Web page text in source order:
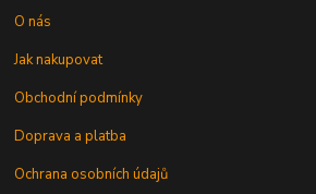
O nás
Jak nakupovat
Obchodní podmínky
Doprava a platba
Ochrana osobních údajů